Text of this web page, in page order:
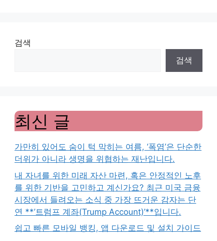
검색
검색
최신 글
가만히 있어도 숨이 턱 막히는 여름, ‘폭염’은 단순한
더위가 아니라 생명을 위협하는 재난입니다.
내 자녀를 위한 미래 자산 마련, 혹은 안정적인 노후
를 위한 기반을 고민하고 계신가요? 최근 미국 금융
시장에서 들려오는 소식 중 가장 뜨거운 감자는 단
연 **’트럼프 계좌(Trump Account)’**입니다.
쉽고 빠른 모바일 뱅킹, 앱 다운로드 및 설치 가이드